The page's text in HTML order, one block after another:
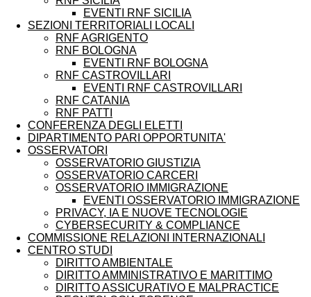
EVENTI RNF SICILIA
SEZIONI TERRITORIALI LOCALI
RNF AGRIGENTO
RNF BOLOGNA
EVENTI RNF BOLOGNA
RNF CASTROVILLARI
EVENTI RNF CASTROVILLARI
RNF CATANIA
RNF PATTI
CONFERENZA DEGLI ELETTI
DIPARTIMENTO PARI OPPORTUNITA'
OSSERVATORI
OSSERVATORIO GIUSTIZIA
OSSERVATORIO CARCERI
OSSERVATORIO IMMIGRAZIONE
EVENTI OSSERVATORIO IMMIGRAZIONE
PRIVACY, IA E NUOVE TECNOLOGIE
CYBERSECURITY & COMPLIANCE
COMMISSIONE RELAZIONI INTERNAZIONALI
CENTRO STUDI
DIRITTO AMBIENTALE
DIRITTO AMMINISTRATIVO E MARITTIMO
DIRITTO ASSICURATIVO E MALPRACTICE